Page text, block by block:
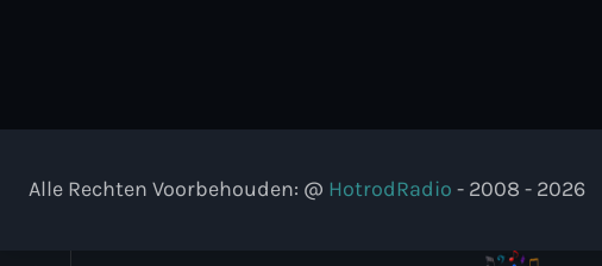
Alle Rechten Voorbehouden: @ HotrodRadio - 2008 - 2026